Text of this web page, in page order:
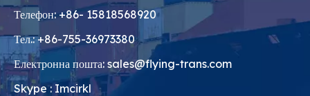
Телефон: +86- 15818568920
Тел.: +86-755-36973380
Електронна пошта: sales@flying-trans.com
Skype : Imcirkl